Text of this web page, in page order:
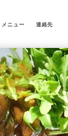
メニュー 連絡先